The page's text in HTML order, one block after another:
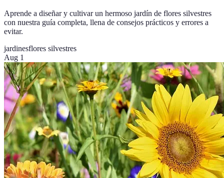
Aprende a diseñar y cultivar un hermoso jardín de flores silvestres
con nuestra guía completa, llena de consejos prácticos y errores a
evitar.
jardinesflores silvestres
Aug 1